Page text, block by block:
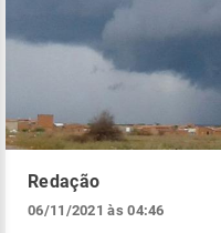
Redação
06/11/2021 às 04:46